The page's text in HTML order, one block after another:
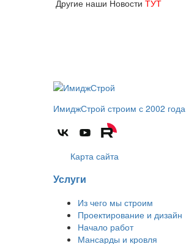
Другие наши Новости ТУТ
ИмиджСтрой строим с 2002 года
Карта сайта
Услуги
Из чего мы строим
Проектирование и дизайн
Начало работ
Мансарды и кровля